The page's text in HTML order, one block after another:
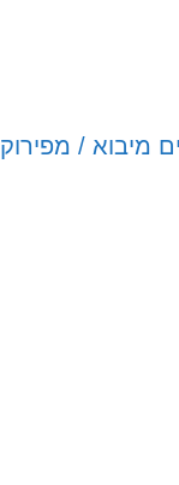
מיבוא / מפירוק